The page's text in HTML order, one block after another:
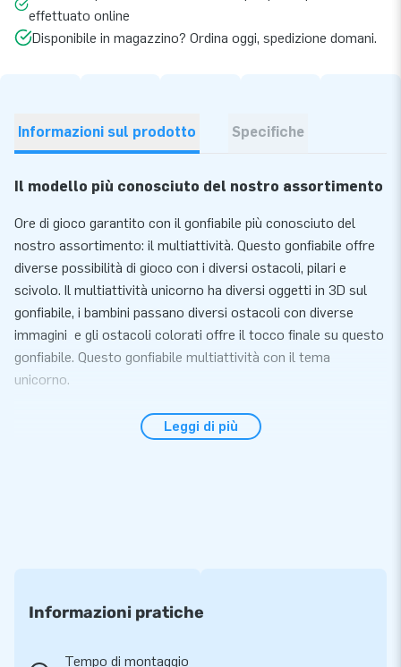
effettuato online
Disponibile in magazzino? Ordina oggi, spedizione domani.
Informazioni sul prodotto Specifiche
Il modello più conosciuto del nostro assortimento
Ore di gioco garantito con il gonfiabile più conosciuto del
nostro assortimento: il multiattività. Questo gonfiabile offre
diverse possibilità di gioco con i diversi ostacoli, pilari e
scivolo. Il multiattività unicorno ha diversi oggetti in 3D sul
gonfiabile, i bambini passano diversi ostacoli con diverse
immagini e gli ostacoli colorati offre il tocco finale su questo
gonfiabile. Questo gonfiabile multiattività con il tema
unicorno.
Convenienza e servizio
ribattute e realizzati in robusto PVC di 650 gr di alta qualità.
Leggi di più
Informazioni pratiche
Tempo di montaggio